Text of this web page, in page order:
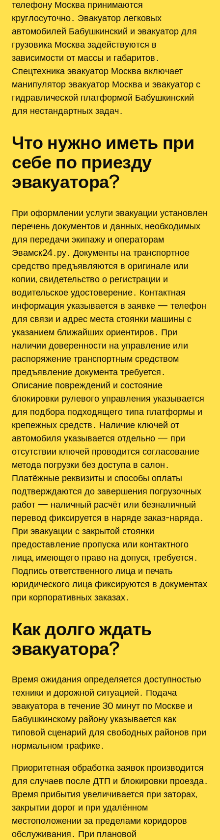
телефону Москва принимаются
круглосуточно․ Эвакуатор легковых
автомобилей Бабушкинский и эвакуатор для
грузовика Москва задействуются в
зависимости от массы и габаритов․
Спецтехника эвакуатор Москва включает
манипулятор эвакуатор Москва и эвакуатор с
гидравлической платформой Бабушкинский
для нестандартных задач․
Что нужно иметь при
себе по приезду
эвакуатора?
При оформлении услуги эвакуации установлен
перечень документов и данных, необходимых
для передачи экипажу и операторам
Эвамск24․ру․ Документы на транспортное
средство предъявляются в оригинале или
копии, свидетельство о регистрации и
водительское удостоверение․ Контактная
информация указывается в заявке — телефон
для связи и адрес места стоянки машины с
указанием ближайших ориентиров․ При
наличии доверенности на управление или
распоряжение транспортным средством
предъявление документа требуется․
Описание повреждений и состояние
блокировки рулевого управления указывается
для подбора подходящего типа платформы и
крепежных средств․ Наличие ключей от
автомобиля указывается отдельно — при
отсутствии ключей проводится согласование
метода погрузки без доступа в салон․
Платёжные реквизиты и способы оплаты
подтверждаются до завершения погрузочных
работ — наличный расчёт или безналичный
перевод фиксируется в наряде заказ-наряда․
При эвакуации с закрытой стоянки
предоставление пропуска или контактного
лица, имеющего право на допуск, требуется․
Подпись ответственного лица и печать
юридического лица фиксируются в документах
при корпоративных заказах․
Как долго ждать
эвакуатора?
Время ожидания определяется доступностью
техники и дорожной ситуацией․ Подача
эвакуатора в течение 30 минут по Москве и
Бабушкинскому району указывается как
типовой сценарий для свободных районов при
нормальном трафике․
Приоритетная обработка заявок производится
для случаев после ДТП и блокировки проезда․
Время прибытия увеличивается при заторах,
закрытии дорог и при удалённом
местоположении за пределами коридоров
обслуживания․ При плановой